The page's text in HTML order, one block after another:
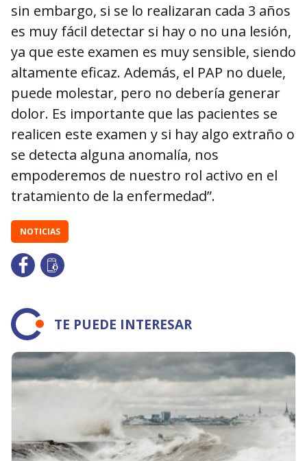
sin embargo, si se lo realizaran cada 3 años
es muy fácil detectar si hay o no una lesión,
ya que este examen es muy sensible, siendo
altamente eficaz. Además, el PAP no duele,
puede molestar, pero no debería generar
dolor. Es importante que las pacientes se
realicen este examen y si hay algo extraño o
se detecta alguna anomalía, nos
empoderemos de nuestro rol activo en el
tratamiento de la enfermedad”.
NOTICIAS
TE PUEDE INTERESAR